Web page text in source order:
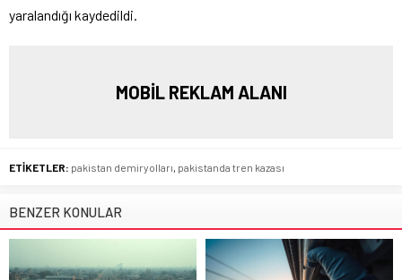
yaralandığı kaydedildi.
MOBİL REKLAM ALANI
ETİKETLER: pakistan demiryolları pakistanda tren kazası
BENZER KONULAR